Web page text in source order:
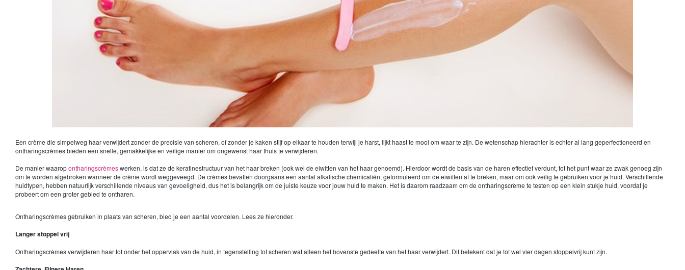
Een crème die simpelweg haar verwijdert zonder de precisie van scheren, of zonder je kaken stijf op elkaar te houden terwijl je harst, lijkt haast te mooi om waar te zijn. De wetenschap hierachter is echter al lang geperfectioneerd en
ontharingscrèmes bieden een snelle, gemakkelijke en veilige manier om ongewenst haar thuis te verwijderen.
De manier waaropontharingscrèmeswerken, is dat ze de keratinestructuur van het haar breken (ook wel de eiwitten van het haar genoemd). Hierdoor wordt de basis van de haren effectief verdunt, tot het punt waar ze zwak genoeg zijn
om te worden afgebroken wanneer de crème wordt weggeveegd. De crèmes bevatten doorgaans een aantal alkalische chemicaliën, geformuleerd om de eiwitten af te breken, maar om ook veilig te gebruiken voor je huid. Verschillende
huidtypen, hebben natuurlijk verschillende niveaus van gevoeligheid, dus het is belangrijk om de juiste keuze voor jouw huid te maken. Het is daarom raadzaam om de ontharingscrème te testen op een klein stukje huid, voordat je
probeert om een groter gebied te ontharen.
Ontharingscrèmes gebruiken in plaats van scheren, bied je een aantal voordelen. Lees ze hieronder.
Langer stoppel vrij
Ontharingscrèmes verwijderen haar tot onder het oppervlak van de huid, in tegenstelling tot scheren wat alleen het bovenste gedeelte van het haar verwijdert. Dit betekent dat je tot wel vier dagen stoppelvrij kunt zijn.